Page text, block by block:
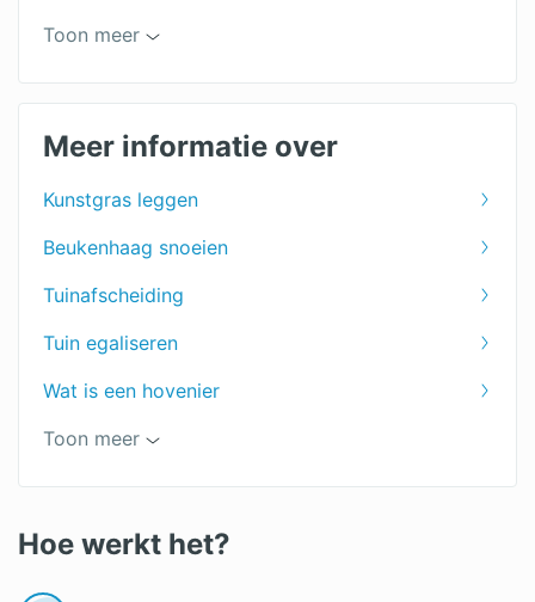
Tuin leeghalen
Prieel
Tuinaanleg
Tuinman
Toon meer
Meer informatie over
Kunstgras leggen
Beukenhaag snoeien
Tuinafscheiding
Tuin egaliseren
Wat is een hovenier
Onderhoudsvrije tuin
Hovenier offertes
Tuinaanleg offertes
Toon meer
Hoe werkt het?